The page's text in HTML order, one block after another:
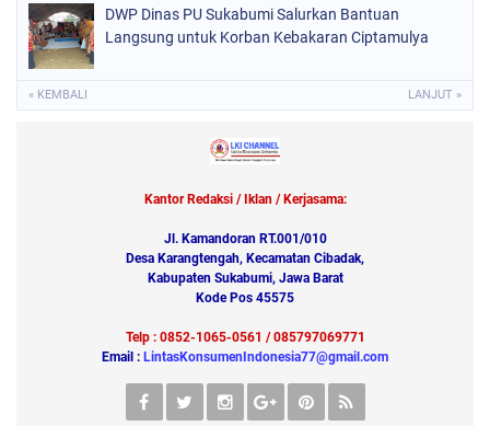
DWP Dinas PU Sukabumi Salurkan Bantuan
Langsung untuk Korban Kebakaran Ciptamulya
« KEMBALI LANJUT »
Kantor Redaksi / Iklan / Kerjasama:
Jl. Kamandoran RT.001/010
Desa Karangtengah, Kecamatan Cibadak,
Kabupaten Sukabumi, Jawa Barat
Kode Pos 45575
Telp : 0852-1065-0561 / 085797069771
Email : LintasKonsumenIndonesia77@gmail.com